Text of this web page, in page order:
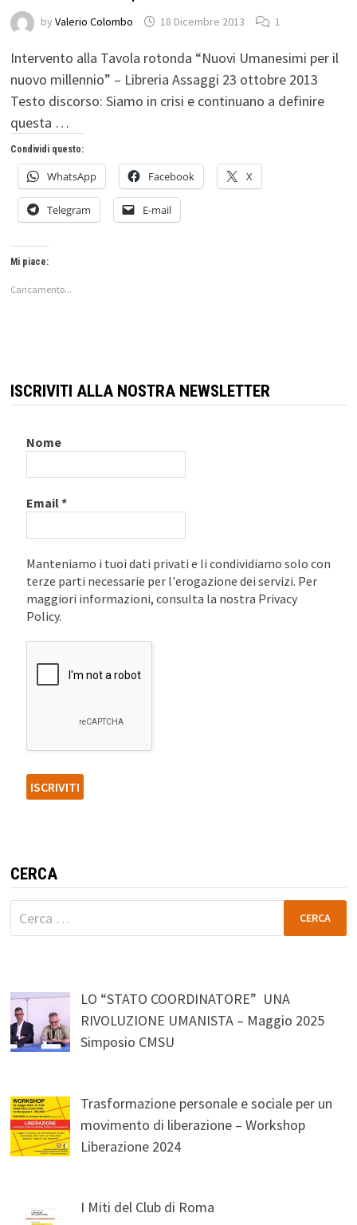
by Valerio Colombo 18 Dicembre 2013 1
Intervento alla Tavola rotonda “Nuovi Umanesimi per il
nuovo millennio” – Libreria Assaggi 23 ottobre 2013
Testo discorso: Siamo in crisi e continuano a definire
questa …
Condividi questo:
WhatsApp Facebook X
Telegram E-mail
Mi piace:
Caricamento...
ISCRIVITI ALLA NOSTRA NEWSLETTER
Nome
Email*
Manteniamo i tuoi dati privati e li condividiamo solo con
terze parti necessarie per l'erogazione dei servizi. Per
maggiori informazioni, consulta la nostra Privacy
Policy.
CERCA
Ricerca
per:
LO “STATO COORDINATORE” UNA
RIVOLUZIONE UMANISTA – Maggio 2025
Simposio CMSU
Trasformazione personale e sociale per un
movimento di liberazione – Workshop
Liberazione 2024
I Miti del Club di Roma